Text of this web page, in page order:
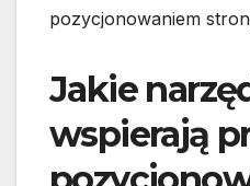
pozycjonowaniem
Jakie
wspierają